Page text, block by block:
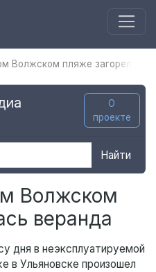
Волжском пляже загорелась
О
проекте
Найти
Волжском
веранда
дня в неэксплуатируемой
в Ульяновске произошел